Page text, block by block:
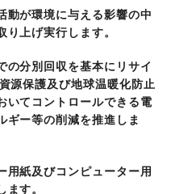
動が環境に与える影響の中
上げ実行します。
の分別回収を基本にリサイ
源保護及び地球温暖化防止
いてコントロールできる電
ギー等の削減を推進しま
用紙及びコンピューター用
す。